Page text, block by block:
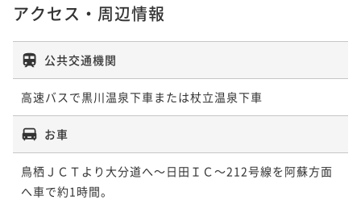
アクセス・周辺情報
公共交通機関
お車
鳥栖ＪＣＴより大分道へ～日田ＩＣ～212号線を阿蘇方面
へ車で約1時間。